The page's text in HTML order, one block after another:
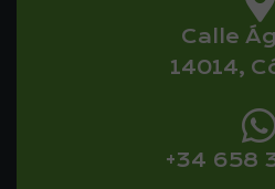
Calle
14014,
+34 658